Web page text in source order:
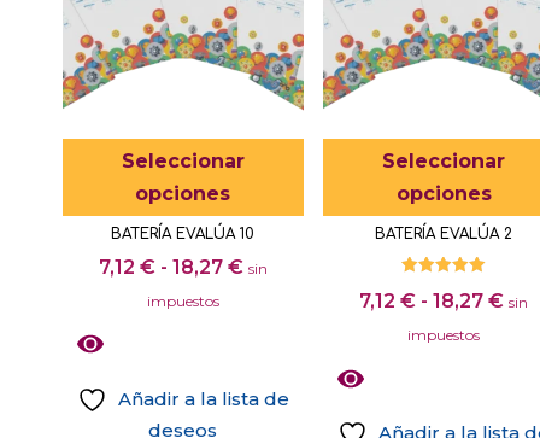
Las
opciones
elegir
página
de
producto
Seleccionar
opciones
tiene
múltiples
BATERÍA EVALÚA 10
7,12 € - 18,27 €Rango
7,12 €
sin
impuestos
Añadir a la lista de
deseos
Seleccionar
opciones
BATERÍA EVALÚA 2
con
5.00
de 5
7,12€ - 18,27€ sin
impuestos
Añadir a la lista